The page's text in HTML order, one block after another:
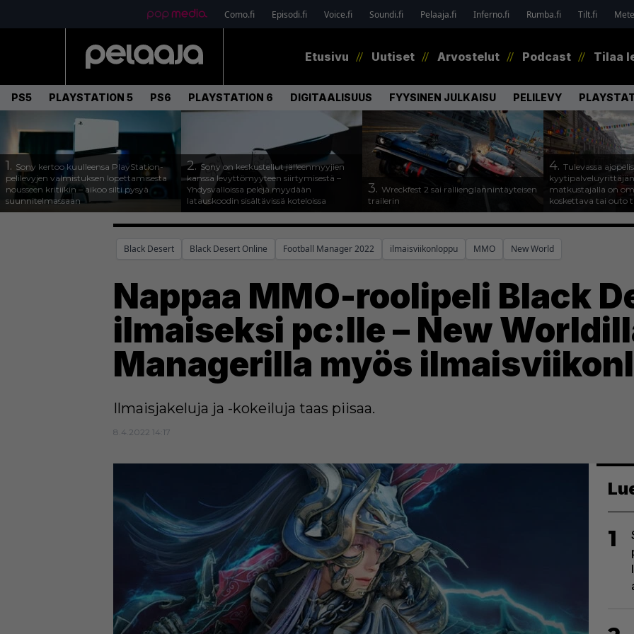
Como.fi Episodi.fi Voice.fi Soundi.fi Pelaaja.fi Inferno.fi Rumba.fi Tilt.fi
Etusivu Uutiset Arvostelut Podcast Tilaa
PS5 PLAYSTATION 5 PS6 PLAYSTATION 6 DIGITAALISUUS FYYSINEN JULKAISU PELILEVY
1. Sony kertoo kuulleensa PlayStation-
pelilevyjen valmistuksen lopettamisesta
nousseen kritiikin – aikoo silti pysyä
suunnitelmassaan
2.Sony on keskustellut jälleenmyyjien
kanssa levyttömyyteen siirtymisestä –
Yhdysvalloissa pelejä myydään
latauskoodin sisältävissä koteloissa
3. Wreckfest 2 sai rallienglannintäyteisen
trailerin
4. Tulevassa
kyytipalveluyrittäjän
matkustajalla on
koskettava tai outo
Black Desert Black Desert Online Football Manager 2022 ilmaisviikonloppu MMO New World
Nappaa MMO-roolipeli Black
ilmaiseksi pc:lle – New
Managerilla myös
Ilmaisjakeluja ja -kokeiluja taas piisaa.
8.4.2022 14:17
1